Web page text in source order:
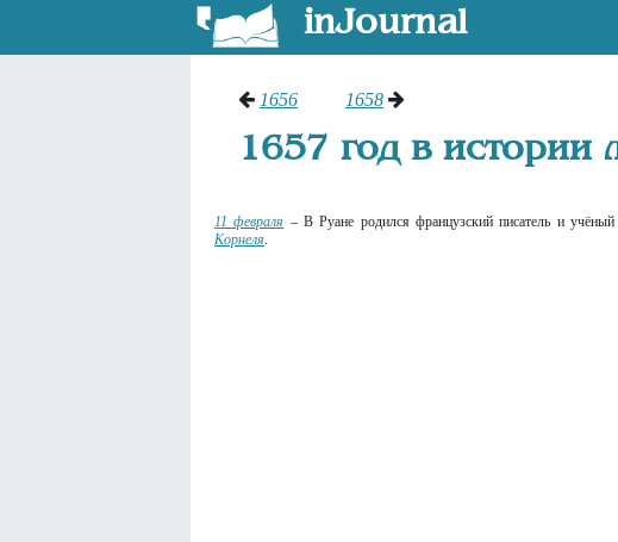
inJournal
1656 1658
1657 год в истории
11 февраля – В Руане родился французский писатель и
Корнеля.